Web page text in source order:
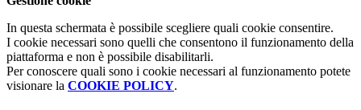
In questa schermata è possibile scegliere quali cookie consentire.
I cookie necessari sono quelli che consentono il funzionamento della
piattaforma e non è possibile disabilitarli.
Per conoscere quali sono i cookie necessari al funzionamento potete
visionare la COOKIE POLICY.